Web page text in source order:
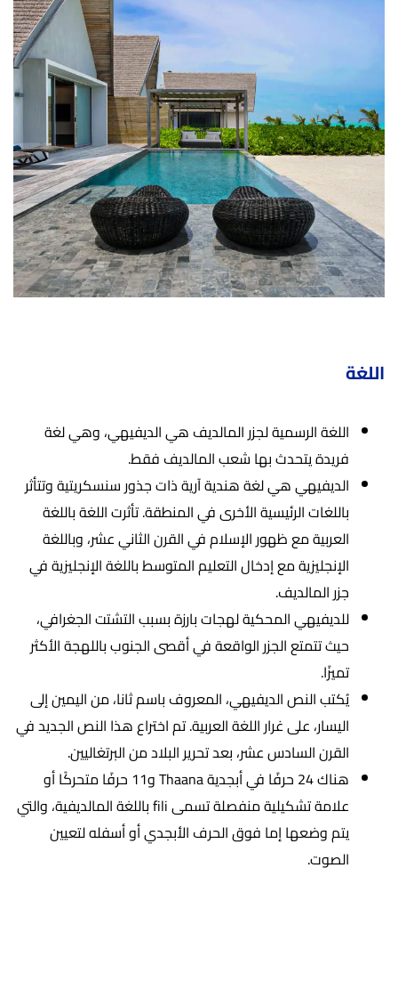
اللغة
اللغة الرسمية لجزر المالديف هي الديفيهي، وهي لغة
فريدة يتحدث بها شعب المالديف فقط.
الديفيهي هي لغة هندية آرية ذات جذور سنسكريتية وتتأثر
باللغات الرئيسية الأخرى في المنطقة. تأثرت اللغة باللغة
العربية مع ظهور الإسلام في القرن الثاني عشر، وباللغة
الإنجليزية مع إدخال التعليم المتوسط باللغة الإنجليزية في
جزر المالديف.
للديفيهي المحكية لهجات بارزة بسبب التشتت الجغرافي،
حيث تتمتع الجزر الواقعة في أقصى الجنوب باللهجة الأكثر
تميزًا.
يُكتب النص الديفيهي، المعروف باسم ثانا، من اليمين إلى
اليسار، على غرار اللغة العربية. تم اختراع هذا النص الجديد في
القرن السادس عشر، بعد تحرير البلاد من البرتغاليين.
هناك 24 حرفًا في أبجدية Thaana و11 حرفًا متحركًا أو
علامة تشكيلية منفصلة تسمى fili باللغة المالديفية، والتي
يتم وضعها إما فوق الحرف الأبجدي أو أسفله لتعيين
الصوت.